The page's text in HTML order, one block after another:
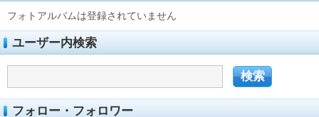
フォトアルバムは登録されていません
ユーザー内検索
フォロー・フォロワー